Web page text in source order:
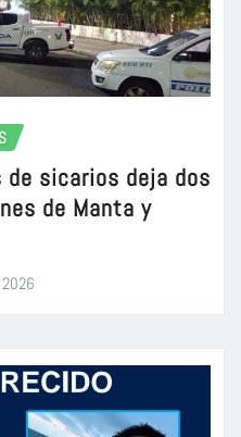
de sicarios deja dos
de Manta y